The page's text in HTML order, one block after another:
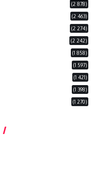
(2 878)
(2 463)
(2 274)
(2 242)
(1 858)
(1 597)
(1 421)
(1 398)
(1 270)